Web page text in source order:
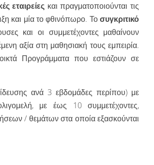
εταιρείες και πραγματοποιούνται τις
και μία το φθινόπωρο. Τοσυγκριτικό
και οι συμμετέχοντες μαθαίνουν
αξία στη μαθησιακή τους εμπειρία.
Προγράμματα που εστιάζουν σε
ανά 3 εβδομάδες περίπου) με
με έως 10 συμμετέχοντες,
/ θεμάτων στα οποία εξασκούνται